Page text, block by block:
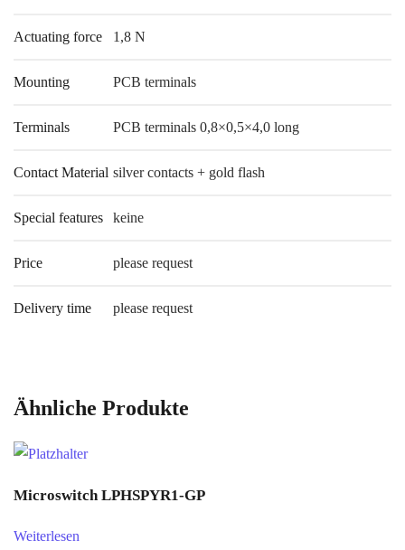
Actuating force 1,8 N
Mounting PCB terminals
Terminals PCB terminals 0,8×0,5×4,0 long
Contact Material silver contacts + gold flash
Special features keine
Price please request
Delivery time please request
Ähnliche Produkte
Microswitch LPHSPYR1-GP
Weiterlesen